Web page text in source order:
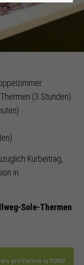
(3 Stunden)
Kurbeitrag,
in
Sole-Thermen
pro Person in EURO